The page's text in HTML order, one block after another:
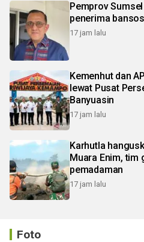
Pemprov
penerima bansos
17 jam lalu
Kemenhut dan
lewat Pusat
Banyuasin
17 jam lalu
Karhutla
Muara Enim, tim
pemadaman
17 jam lalu
Foto